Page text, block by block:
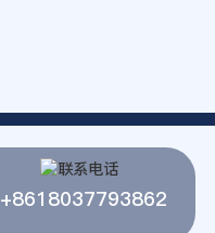
+8618037793862